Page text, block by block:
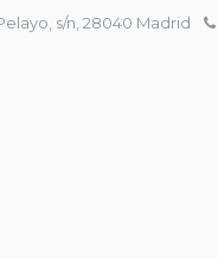
s/n, 28040 Madrid